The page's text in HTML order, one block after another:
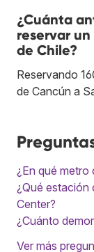
¿Cuánta
reservar
de Chile?
Reservando
de Cancún a
¿En qué metro
¿Qué estación
Center?
¿Cuánto
Ver más